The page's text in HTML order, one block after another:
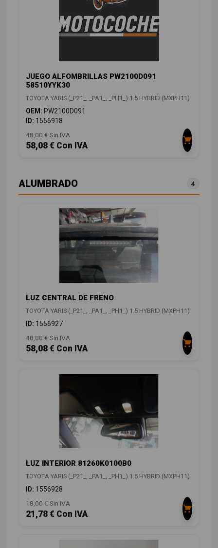
JUEGO ALFOMBRILLAS PW2100D091
58510YYK30
TOYOTA YARIS (_P21_, _PA1_, _PH1_) 1.5 HYBRID (MXPH11)
OEM: PW2100D091
ID: 1556918
48,00 € Sin IVA
58,08 € Con IVA
ALUMBRADO 4
LUZ CENTRAL DE FRENO
TOYOTA YARIS (_P21_, _PA1_, _PH1_) 1.5 HYBRID (MXPH11)
ID: 1556927
48,00 € Sin IVA
58,08 € Con IVA
LUZ INTERIOR 81260K0100B0
TOYOTA YARIS (_P21_, _PA1_, _PH1_) 1.5 HYBRID (MXPH11)
ID: 1556928
18,00 € Sin IVA
21,78 € Con IVA